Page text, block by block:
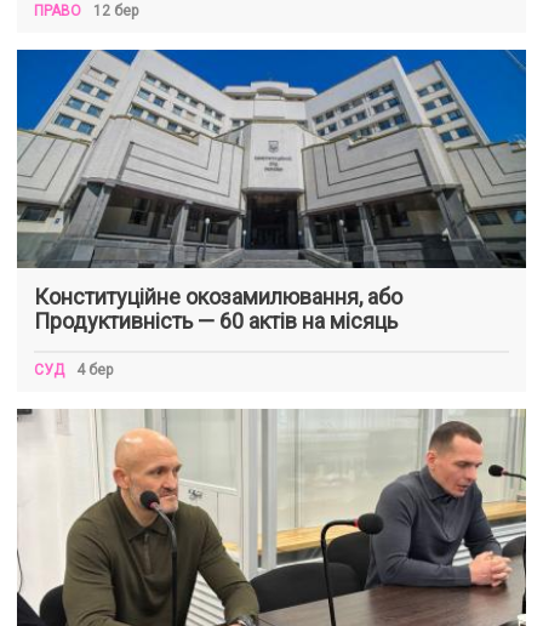
ПРАВО 12 бер
Конституційне окозамилювання, або
Продуктивність — 60 актів на місяць
СУД 4 бер